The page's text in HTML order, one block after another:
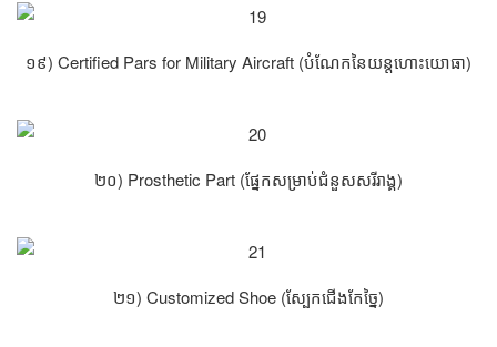
១៩) Certified Pars for Military Aircraft (បំណែកនៃយន្តហោះយោធា)
២០) Prosthetic Part (ផ្នែកសម្រាប់ជំនួសសរីរាង្គ)
២១) Customized Shoe (ស្បែកជើងកែច្នៃ)